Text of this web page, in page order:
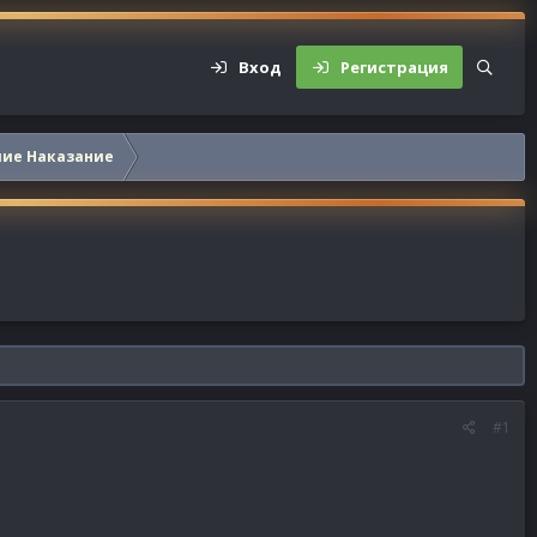
Вход Регистрация
Наказание
#1